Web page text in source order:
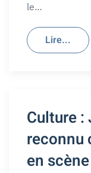
le…
Lire...
Culture
reconnu
en